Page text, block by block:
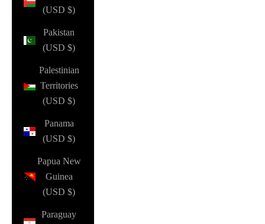
(USD $)
Pakistan
(USD $)
Palestinian
Territories
(USD $)
Panama
(USD $)
Papua New
Guinea
(USD $)
Paraguay